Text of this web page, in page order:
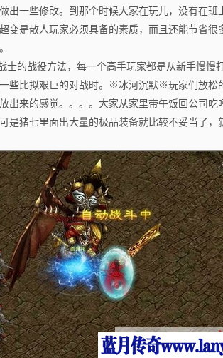
出一些修改。到那个时候大家在玩儿，没有在
变是散人玩家必须具备的素质，而且还能节省
士的战役方法，每一个高手玩家都是从新手慢慢
些比拟艰巨的对战时。※冰河沉默※玩家们放松
出来的感觉。。。。大家从家里带午饭回公司
是猪七里面出大量的极品装备就比较不妥当了